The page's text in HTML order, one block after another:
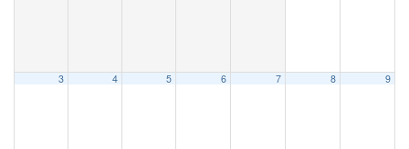
3 4 5 6 7 8 9